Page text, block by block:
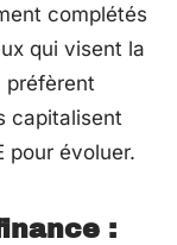
complétés
qui visent la
préfèrent
capitalisent
pour évoluer.
: